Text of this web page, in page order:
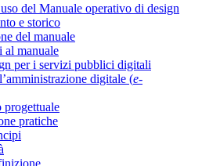
del Manuale operativo di design
e storico
del manuale
al manuale
per i servizi pubblici digitali
digitale (e-
progettuale
pratiche